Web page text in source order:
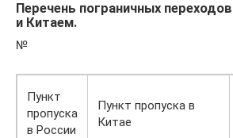
Перечень пограничных
и Китаем.
№
Пункт
пропуска
в России
Пункт пропуска в
Китае